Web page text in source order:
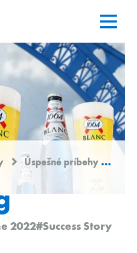
Úspešné príbehy
2022#Success Story